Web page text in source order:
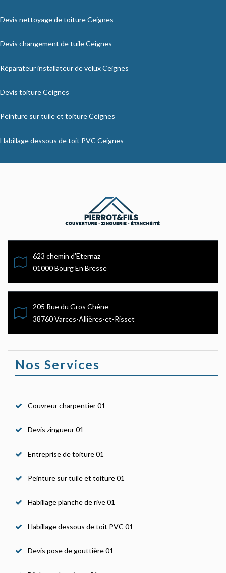
Devis nettoyage de toiture Ceignes
Devis changement de tuile Ceignes
Réparateur installateur de velux Ceignes
Devis toiture Ceignes
Peinture sur tuile et toiture Ceignes
Habillage dessous de toit PVC Ceignes
623 chemin d'Eternaz
01000 Bourg En Bresse
205 Rue du Gros Chêne
38760 Varces-Allières-et-Risset
Nos Services
Couvreur charpentier 01
Devis zingueur 01
Entreprise de toiture 01
Peinture sur tuile et toiture 01
Habillage planche de rive 01
Habillage dessous de toit PVC 01
Devis pose de gouttière 01